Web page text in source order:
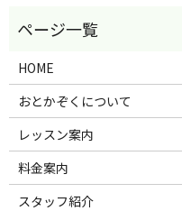
HOME
おとかぞくについて
レッスン案内
料金案内
スタッフ紹介